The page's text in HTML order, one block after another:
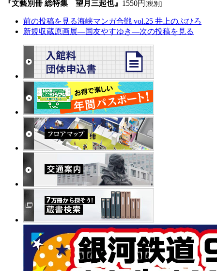
『文藝別冊 総特集 望月三起也』 1550円 [税別]
前の投稿を見る海峡マンガ合戦 vol.25 井上のぶひろ
新規収蔵原画展―国友やすゆき―次の投稿を見る